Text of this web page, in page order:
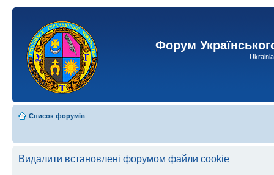
Форум
Список форумів
Видалити встановлені форумом файли cookie